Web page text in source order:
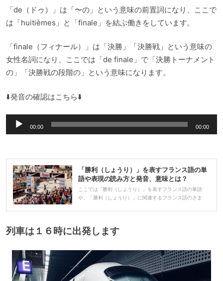
「de（ドゥ）」は「〜の」という意味の前置詞になり、ここで
は「huitièmes」と「finale」を結ぶ働きをしています。
「finale（フィナール）」は「決勝」「決勝戦」という意味の
女性名詞になり、ここでは「de finale」で「決勝トーナメント
の」「決勝戦の段階の」という意味になります。
⬇️発音の確認はこちら⬇️
声
レ
ー
ヤ
ー
00:00 00:00
「勝利（しょうり）」を表すフランス語の単
語や表現の読み方と発音、意味とは？
ここでは「勝利（しょうり）」を表すフランス語の単語
や、「勝利（しょうり）」に関連するフランス語のさま
列車は１６時に出発します